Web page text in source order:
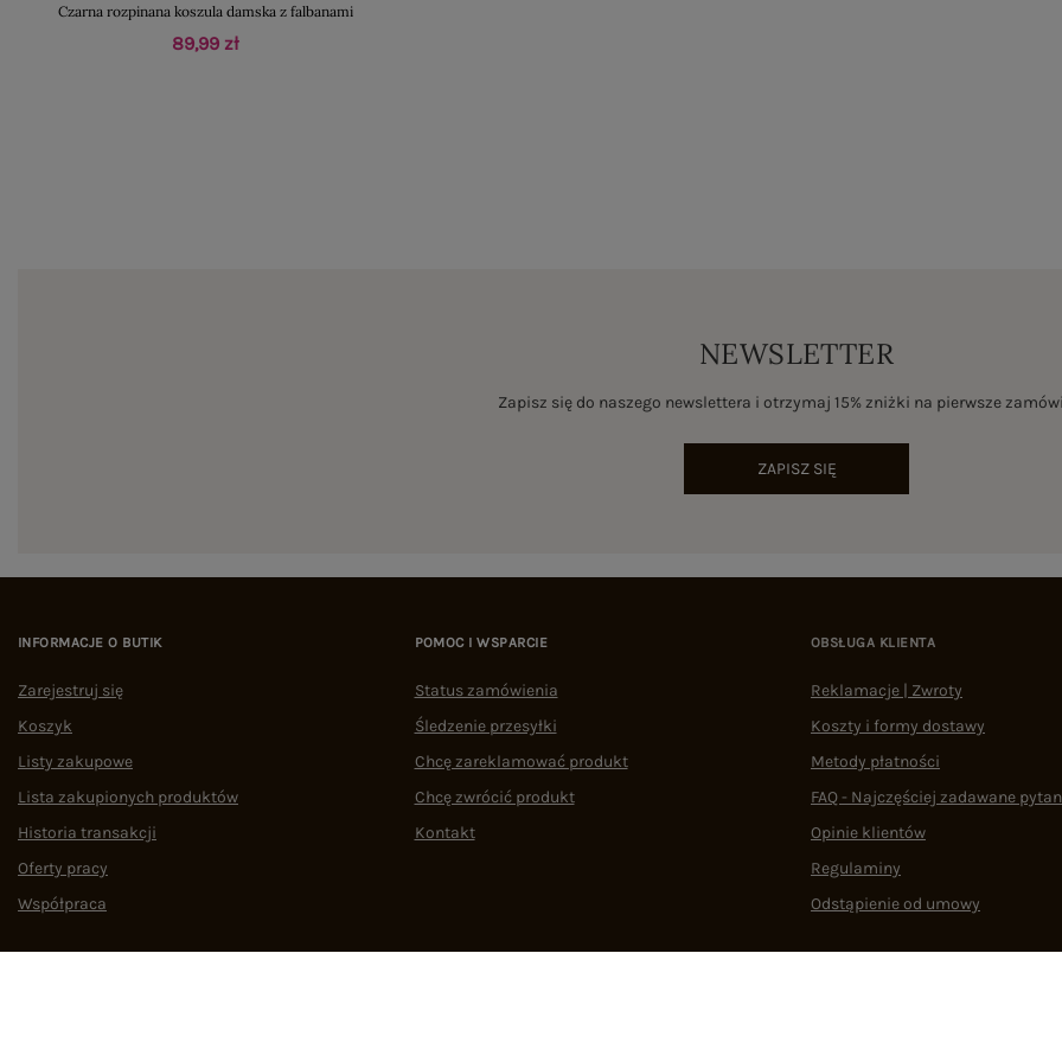
Czarna rozpinana koszula damska z falbanami
89,99 zł
NEWSLETTER
Zapisz się do naszego newslettera i otrzymaj 15% zniżki na pierwsze
ZAPISZ SIĘ
INFORMACJE O BUTIK
Zarejestruj się
Koszyk
Listy zakupowe
Lista zakupionych produktów
Historia transakcji
Oferty pracy
Współpraca
POMOC I WSPARCIE
Status zamówienia
Śledzenie przesyłki
Chcę zareklamować produkt
Chcę zwrócić produkt
Kontakt
OBSŁUGA KLIENTA
Reklamacje | Zwroty
Koszty i formy dostawy
Metody płatności
FAQ - Najczęściej zadawane
Opinie klientów
Regulaminy
Odstąpienie od umowy